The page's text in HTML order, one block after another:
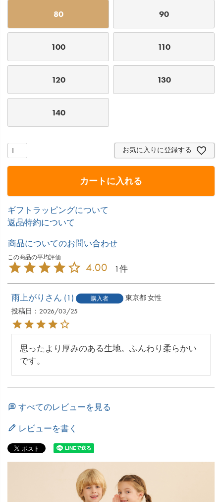
80 90
100 110
120 130
140
お気に入りに登録する
カートに入れる
ギフトラッピングについて
返品特約について
商品についてのお問い合わせ
4.00 1
雨上がり 1 購入者 東京都女性
投稿日
2026/03/25
思ったより厚みのある生地。ふんわり柔らかい
です。
すべてのレビューを見る
レビューを書く